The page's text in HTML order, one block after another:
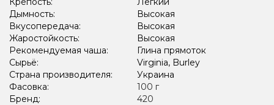
Дымность:
Высокая
Вкусопередача:
Высокая
Жаростойкость:
Высокая
Рекомендуемая чаша:
Глина прямоток
Сырьё:
Virginia, Burley
Страна производителя:
Украина
Фасовка:
100 г
Бренд:
420